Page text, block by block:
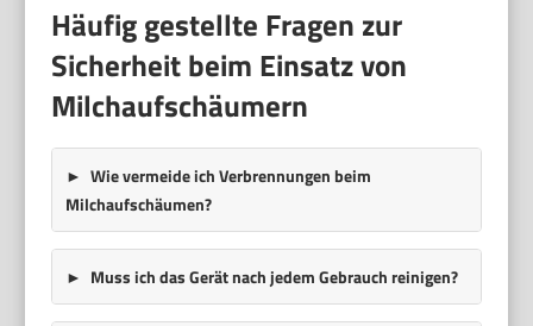
Häufig gestellte Fragen zur
Sicherheit beim Einsatz von
Milchaufschäumern
Wie vermeide ich Verbrennungen beim
Milchaufschäumen?
Muss ich das Gerät nach jedem Gebrauch reinigen?